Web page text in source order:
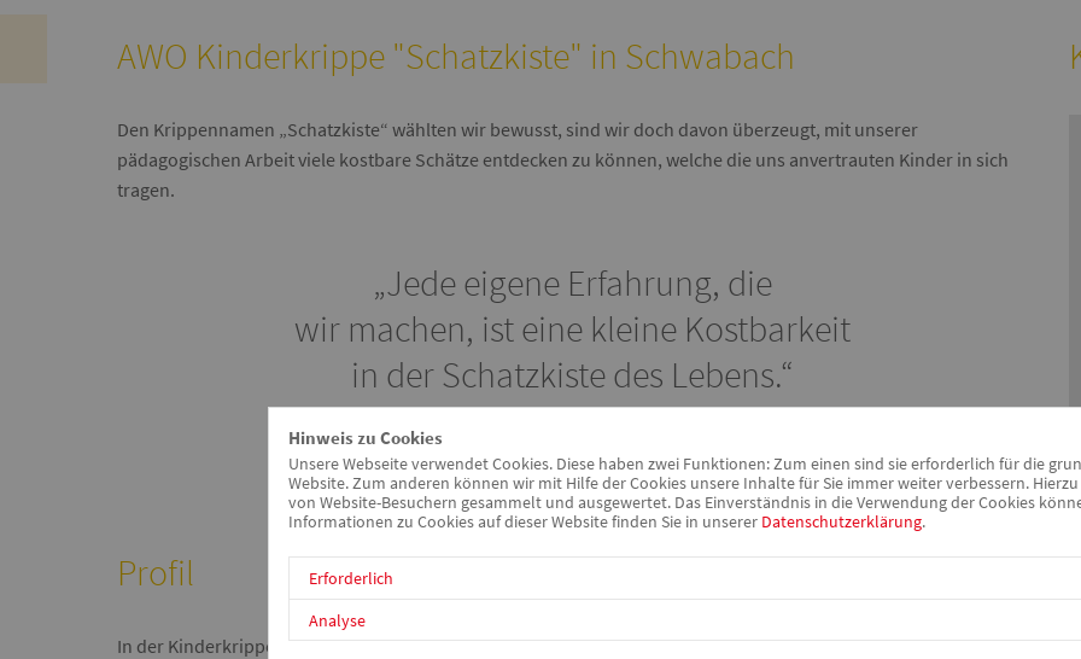
AWO Kinderkrippe "Schatzkiste" in Schwabach
Den Krippennamen „Schatzkiste“ wählten wir bewusst, sind wir doch davon überzeugt, mit unserer
pädagogischen Arbeit viele kostbare Schätze entdecken zu können, welche die uns anvertrauten Kinder in sich
tragen.
„Jede eigene Erfahrung, die
wir machen, ist eine kleine Kostbarkeit
in der Schatzkiste des Lebens.“
Profil
In der Kinderkrippe Schatzkiste werden 24 Kinder zwischen einem und drei Jahren in familiärer Atmosphäre
Hinweis zu Cookies
Unsere Webseite verwendet Cookies. Diese haben zwei Funktionen: Zum einen sind sie erforderlich für die
Website. Zum anderen können wir mit Hilfe der Cookies unsere Inhalte für Sie immer weiter verbessern.
von Website-Besuchern gesammelt und ausgewertet. Das Einverständnis in die Verwendung der Cookies
Informationen zu Cookies auf dieser Website finden Sie in unserer Datenschutzerklärung.
Erforderlich
Analyse